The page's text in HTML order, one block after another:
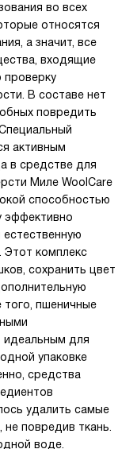
во всех
относятся
а значит, все
входящие
проверку
В составе нет
повредить
активным
в средстве для
Миле WoolCare
способностью
эффективно
естественную
Этот комплекс
сохранить цвет
того, пшеничные
идеальным для
упаковке
средства
удалить самые
повредив ткань.
воде.